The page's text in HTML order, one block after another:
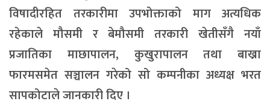
विषादीरहित तरकारीमा उपभोक्ताको माग अत्यधिक
रहेकाले मौसमी र बेमौसमी तरकारी खेतीसँगै नयाँ
प्रजातिका माछापालन, कुखुरापालन तथा बाख्रा
फारमसमेत सञ्चालन गरेको सो कम्पनीका अध्यक्ष भरत
सापकोटाले जानकारी दिए ।